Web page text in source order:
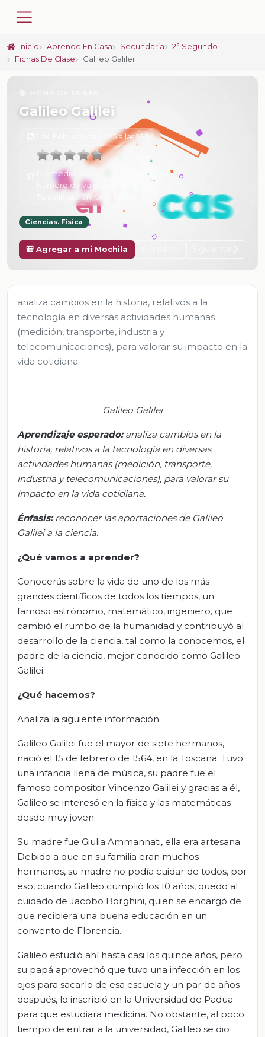
Inicio Aprende En Casa Secundaria
2° Segundo
Fichas De Clase
Galileo Galilei
Galileo Galilei
6 de Febrero de 2025 a las 16:56
Promedio:
Número de valoraciones:
Tu calificación:Sin calificar
Ciencias. Física
🎒 Agregar a mi Mochila
analiza cambios en la historia, relativos a la
tecnología en diversas actividades humanas
(medición, transporte, industria y
telecomunicaciones), para valorar su impacto en la
vida cotidiana.
Galileo Galilei
Aprendizaje esperado:analiza cambios en la
historia, relativos a la tecnología en diversas
actividades humanas (medición, transporte,
industria y telecomunicaciones), para valorar su
impacto en la vida cotidiana.
Énfasis:reconocer las aportaciones de Galileo
Galilei a la ciencia.
¿Qué vamos a aprender?
Conocerás sobre la vida de uno de los más
grandes científicos de todos los tiempos, un
famoso astrónomo, matemático, ingeniero, que
cambió el rumbo de la humanidad y contribuyó al
desarrollo de la ciencia, tal como la conocemos, el
padre de la ciencia, mejor conocido como Galileo
Galilei.
¿Qué hacemos?
Analiza la siguiente información.
Galileo Galilei fue el mayor de siete hermanos,
nació el 15 de febrero de 1564, en la Toscana. Tuvo
una infancia llena de música, su padre fue el
famoso compositor Vincenzo Galilei y gracias a él,
Galileo se interesó en la física y las matemáticas
desde muy joven.
Su madre fue Giulia Ammannati, ella era artesana.
Debido a que en su familia eran muchos
hermanos, su madre no podía cuidar de todos, por
eso, cuando Galileo cumplió los 10 años, quedo al
cuidado de Jacobo Borghini, quien se encargó de
que recibiera una buena educación en un
convento de Florencia.
Galileo estudió ahí hasta casi los quince años, pero
su papá aprovechó que tuvo una infección en los
ojos para sacarlo de esa escuela y un par de años
después, lo inscribió en la Universidad de Padua
para que estudiara medicina. No obstante, al poco
tiempo de entrar a la universidad, Galileo se dio